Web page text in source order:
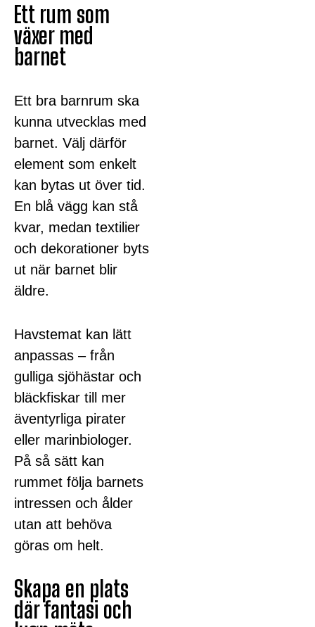
Ett rum som
växer med
barnet
Ett bra barnrum ska
kunna utvecklas med
barnet. Välj därför
element som enkelt
kan bytas ut över tid.
En blå vägg kan stå
kvar, medan textilier
och dekorationer byts
ut när barnet blir
äldre.
Havstemat kan lätt
anpassas – från
gulliga sjöhästar och
bläckfiskar till mer
äventyrliga pirater
eller marinbiologer.
På så sätt kan
rummet följa barnets
intressen och ålder
utan att behöva
göras om helt.
Skapa en plats
där fantasi och